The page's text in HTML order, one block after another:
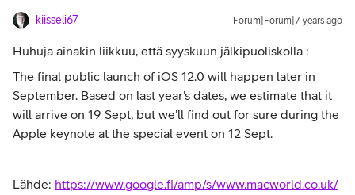
kiisseli67 Forum|Forum|7 years ago
Huhuja ainakin liikkuu, että syyskuun jälkipuoliskolla :
The final public launch of iOS 12.0 will happen later in
September. Based on last year's dates, we estimate that it
will arrive on 19 Sept, but we'll find out for sure during the
Apple keynote at the special event on 12 Sept.
Lähde: https://www.google.fi/amp/s/www.macworld.co.uk/